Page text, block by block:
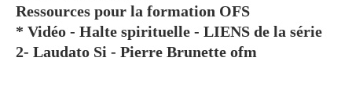
Ressources pour la formation OFS
* Vidéo - Halte spirituelle - LIENS de la série
2- Laudato Si - Pierre Brunette ofm